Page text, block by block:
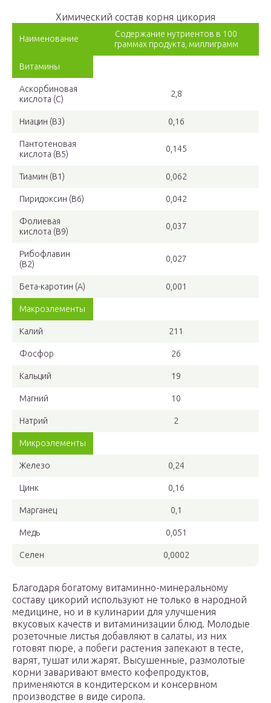
Химический состав корня цикория
Наименование
Содержание нутриентов в 100
граммах продукта, миллиграмм
Витамины
Аскорбиновая
кислота (C)
2,8
Ниацин (B3) 0,16
Пантотеновая
кислота (B5)
0,145
Тиамин (B1) 0,062
Пиридоксин (B6) 0,042
Фолиевая
кислота (B9)
0,037
Рибофлавин
(B2)
0,027
Бета-каротин (A) 0,001
Макроэлементы
Калий 211
Фосфор 26
Кальций 19
Магний 10
Натрий 2
Микроэлементы
Железо 0,24
Цинк 0,16
Марганец 0,1
Медь 0,051
Селен 0,0002
Благодаря богатому витаминно-минеральному
составу цикорий используют не только в народной
медицине, но и в кулинарии для улучшения
вкусовых качеств и витаминизации блюд. Молодые
розеточные листья добавляют в салаты, из них
готовят пюре, а побеги растения запекают в тесте,
варят, тушат или жарят. Высушенные, размолотые
корни заваривают вместо кофепродуктов,
применяются в кондитерском и консервном
производстве в виде сиропа.